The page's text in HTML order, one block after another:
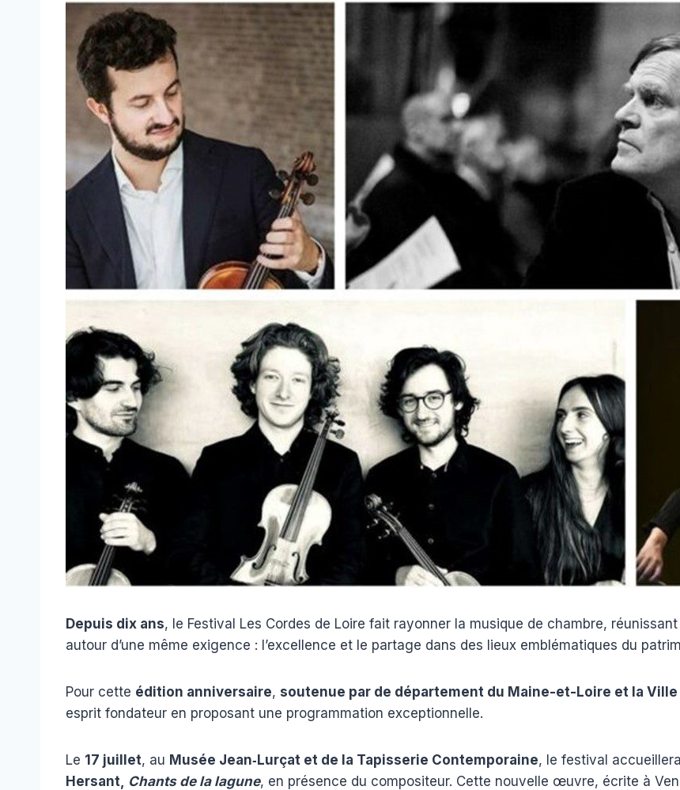
Depuis dix ans, le Festival Les Cordes de Loire fait rayonner la musique de chambre,
autour d’une même exigence : l’excellence et le partage dans des lieux emblématiques du
Pour cette édition anniversaire, soutenue par de département du Maine-et-Loire et la Ville
esprit fondateur en proposant une programmation exceptionnelle.
Le 17 juillet, au Musée Jean‑Lurçat et de la Tapisserie Contemporaine, le festival
Hersant, Chants de la lagune, en présence du compositeur. Cette nouvelle œuvre, écrite à